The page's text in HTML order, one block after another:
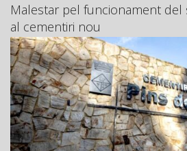
Malestar pel funcionament del
al cementiri nou